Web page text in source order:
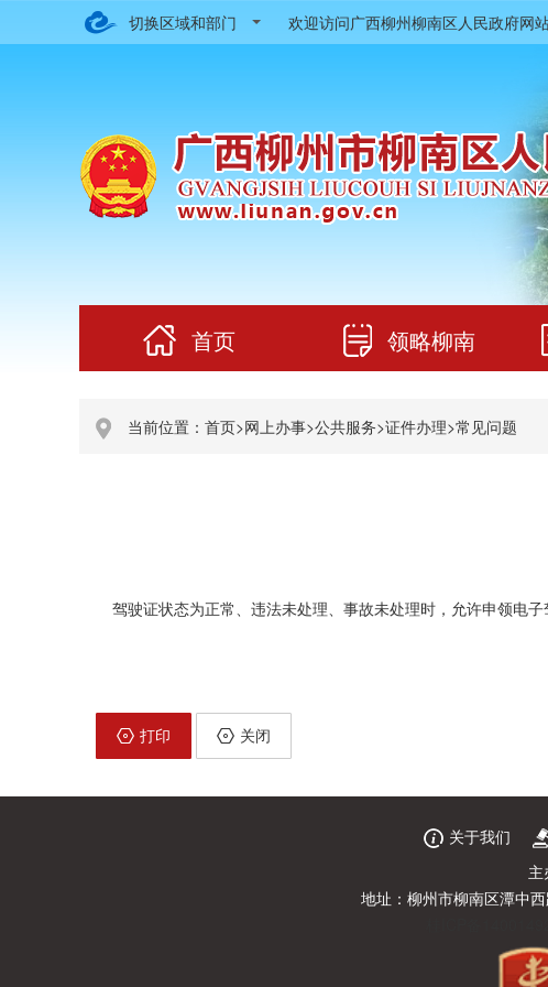
切换区域和部门 欢迎访问广西柳州柳南区人民政府网
首页 领略柳南
当前位置： 首页>网上办事>公共服务>证件办理>常见问题
驾驶证状态为正常、违法未处理、事故未处理时，允许申领电子
打印 关闭
关于我们
地址：柳州市柳南区潭中